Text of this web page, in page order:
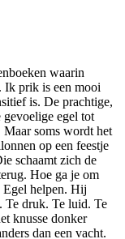
waarin
Ik prik is een mooi
is. De prachtige,
gevoelige egel tot
soms wordt het
op een feestje
schaamt zich de
Hoe ga je om
helpen. Hij
Te druk. Te luid. Te
knusse donker
dan een vacht.